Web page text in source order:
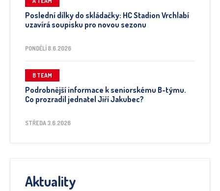
Poslední dílky do skládačky: HC Stadion Vrchlabí
uzavírá soupisku pro novou sezonu
PONDĚLÍ 8.6.2026
B TEAM
Podrobnější informace k seniorskému B-týmu.
Co prozradil jednatel Jiří Jakubec?
STŘEDA 3.6.2026
Aktuality